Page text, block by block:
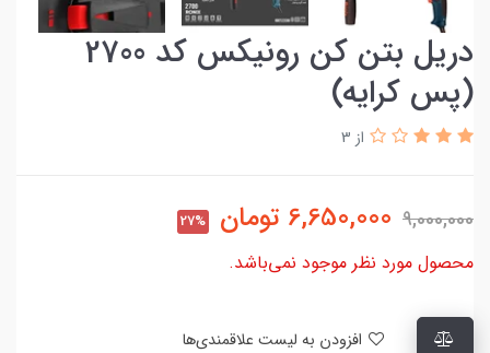
دریل بتن کن رونیکس کد 2700
(پس کرایه)
از 3
9,000,000
6,650,000 تومان 27%
محصول مورد نظر موجود نمی‌باشد.